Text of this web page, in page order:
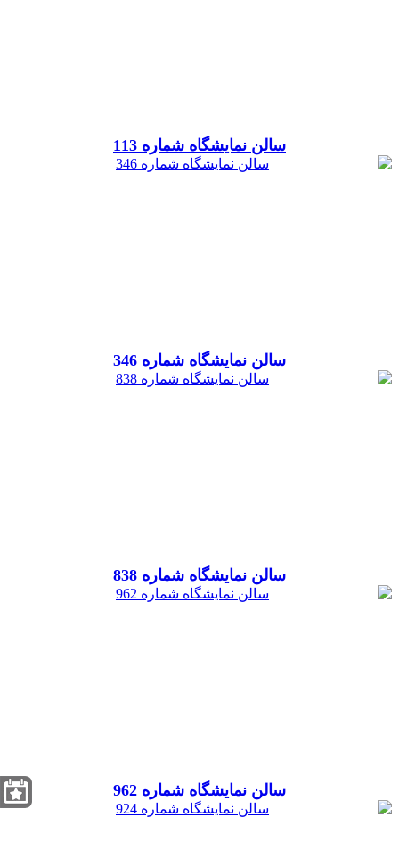
سالن نمایشگاه شماره 113
سالن نمایشگاه شماره 346
سالن نمایشگاه شماره 838
سالن نمایشگاه شماره 962